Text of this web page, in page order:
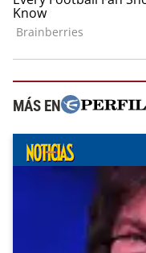
MÁS EN